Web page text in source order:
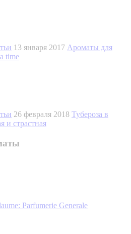
13 января 2017 Ароматы для
time
26 февраля 2018 Тубероза в
и страстная
Parfumerie Generale